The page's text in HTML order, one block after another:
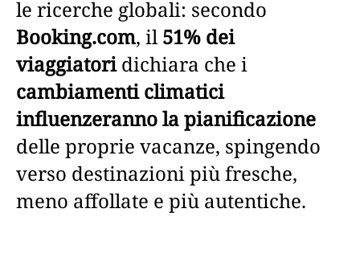
le ricerche globali: secondo
Booking.com, il51% dei
viaggiatoridichiara che i
cambiamenti climatici
influenzeranno la pianificazione
delle proprie vacanze, spingendo
verso destinazioni più fresche,
meno affollate e più autentiche.